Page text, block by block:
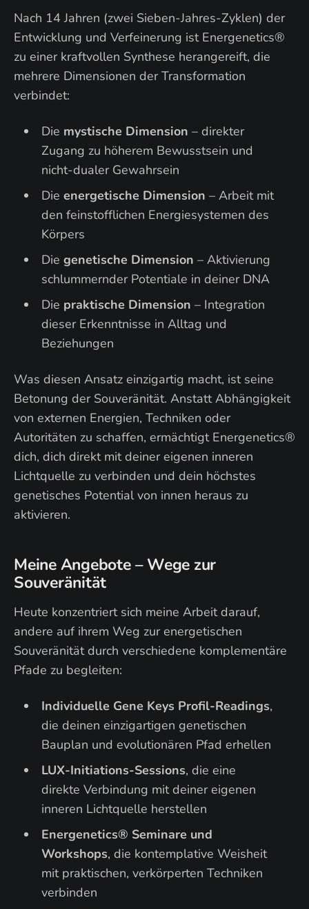
Nach 14 Jahren (zwei Sieben-Jahres-Zyklen) der
Entwicklung und Verfeinerung ist Energenetics®
zu einer kraftvollen Synthese herangereift, die
mehrere Dimensionen der Transformation
verbindet:
Die mystische Dimension – direkter
Zugang zu höherem Bewusstsein und
nicht-dualer Gewahrsein
Die energetische Dimension – Arbeit mit
den feinstofflichen Energiesystemen des
Körpers
Die genetische Dimension – Aktivierung
schlummernder Potentiale in deiner DNA
Die praktische Dimension – Integration
dieser Erkenntnisse in Alltag und
Beziehungen
Was diesen Ansatz einzigartig macht, ist seine
Betonung der Souveränität. Anstatt Abhängigkeit
von externen Energien, Techniken oder
Autoritäten zu schaffen, ermächtigt Energenetics®
dich, dich direkt mit deiner eigenen inneren
Lichtquelle zu verbinden und dein höchstes
genetisches Potential von innen heraus zu
aktivieren.
Meine Angebote – Wege zur
Souveränität
Heute konzentriert sich meine Arbeit darauf,
andere auf ihrem Weg zur energetischen
Souveränität durch verschiedene komplementäre
Pfade zu begleiten:
Individuelle Gene Keys Profil-Readings,
die deinen einzigartigen genetischen
Bauplan und evolutionären Pfad erhellen
LUX-Initiations-Sessions, die eine
direkte Verbindung mit deiner eigenen
inneren Lichtquelle herstellen
Energenetics® Seminare und
Workshops, die kontemplative Weisheit
mit praktischen, verkörperten Techniken
verbinden